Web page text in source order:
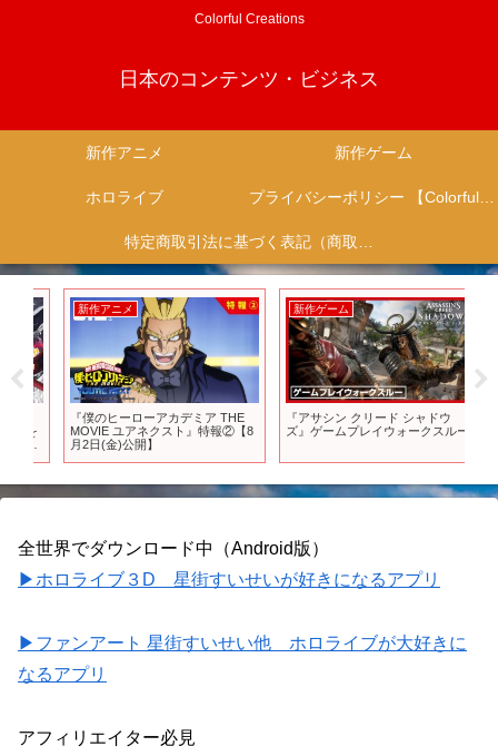
Colorful Creations
日本のコンテンツ・ビジネス
新作アニメ 新作ゲーム
ホロライブ プライバシーポリシー 【Colorful Creation】
特定商取引法に基づく表記（商取引に関する開示）
新作アニメ
『僕のヒーローアカデミア THE
MOVIE ユアネクスト』特報②【8
月2日(金)公開】
新作ゲーム
『アサシン クリード シャドウ
ズ』ゲームプレイウォークスルー
全世界でダウンロード中（Android版）
▶ホロライブ３D 星街すいせいが好きになるアプリ
▶ファンアート 星街すいせい他 ホロライブが大好きに
なるアプリ
アフィリエイター必見